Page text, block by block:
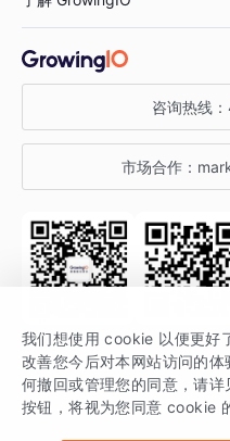
汽车行业
金融行业
智能运营
获客分析
增长公开课
增长博客
开发者文档
SDK 文档
场景指南
关于 GrowingIO
增长大会
行业活动
咨询热线：
市场合作：
关注公众号 获取更多干
GrowingIO 是专注于数据智能分
我们想使用 cookie 以便更好
改善您今后对本网站访问的
何撤回或管理您的同意，请详
按钮，将视为您同意 cookie